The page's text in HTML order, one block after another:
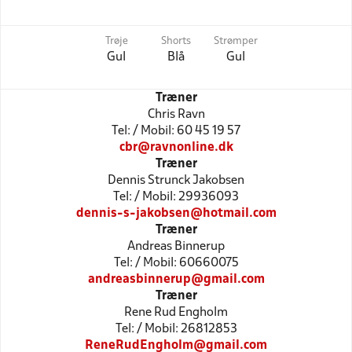
Trøje
Gul
Shorts
Blå
Strømper
Gul
Træner
Chris Ravn
Tel: / Mobil: 60 45 19 57
cbr@ravnonline.dk
Træner
Dennis Strunck Jakobsen
Tel: / Mobil: 29936093
dennis-s-jakobsen@hotmail.com
Træner
Andreas Binnerup
Tel: / Mobil: 60660075
andreasbinnerup@gmail.com
Træner
Rene Rud Engholm
Tel: / Mobil: 26812853
ReneRudEngholm@gmail.com